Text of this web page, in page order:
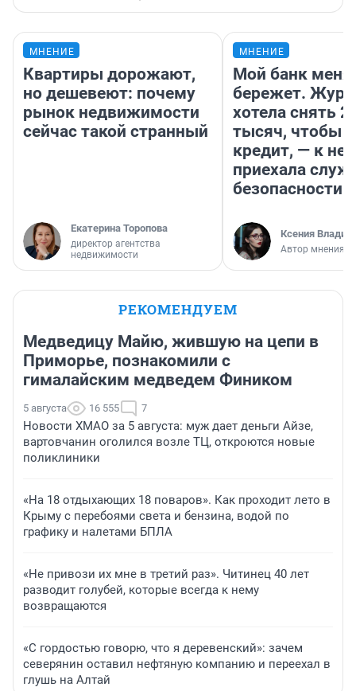
МНЕНИЕ
Квартиры дорожают,
но дешевеют: почему
рынок недвижимости
сейчас такой странный
Екатерина Торопова
директор агентства
недвижимости
МНЕНИЕ
Мой банк меня
бережет.
хотела снять
тысяч, чтобы
кредит, — к
приехала
безопасности
Ксения
Автор мнения
РЕКОМЕНДУЕМ
Медведицу Майю, жившую на цепи в
Приморье, познакомили с
гималайским медведем Фиником
5 августа 16 555 7
Новости ХМАО за 5 августа: муж дает деньги Айзе,
вартовчанин оголился возле ТЦ, откроются новые
поликлиники
«На 18 отдыхающих 18 поваров». Как проходит лето в
Крыму с перебоями света и бензина, водой по
графику и налетами БПЛА
«Не привози их мне в третий раз». Читинец 40 лет
разводит голубей, которые всегда к нему
возвращаются
«С гордостью говорю, что я деревенский»: зачем
северянин оставил нефтяную компанию и переехал в
глушь на Алтай